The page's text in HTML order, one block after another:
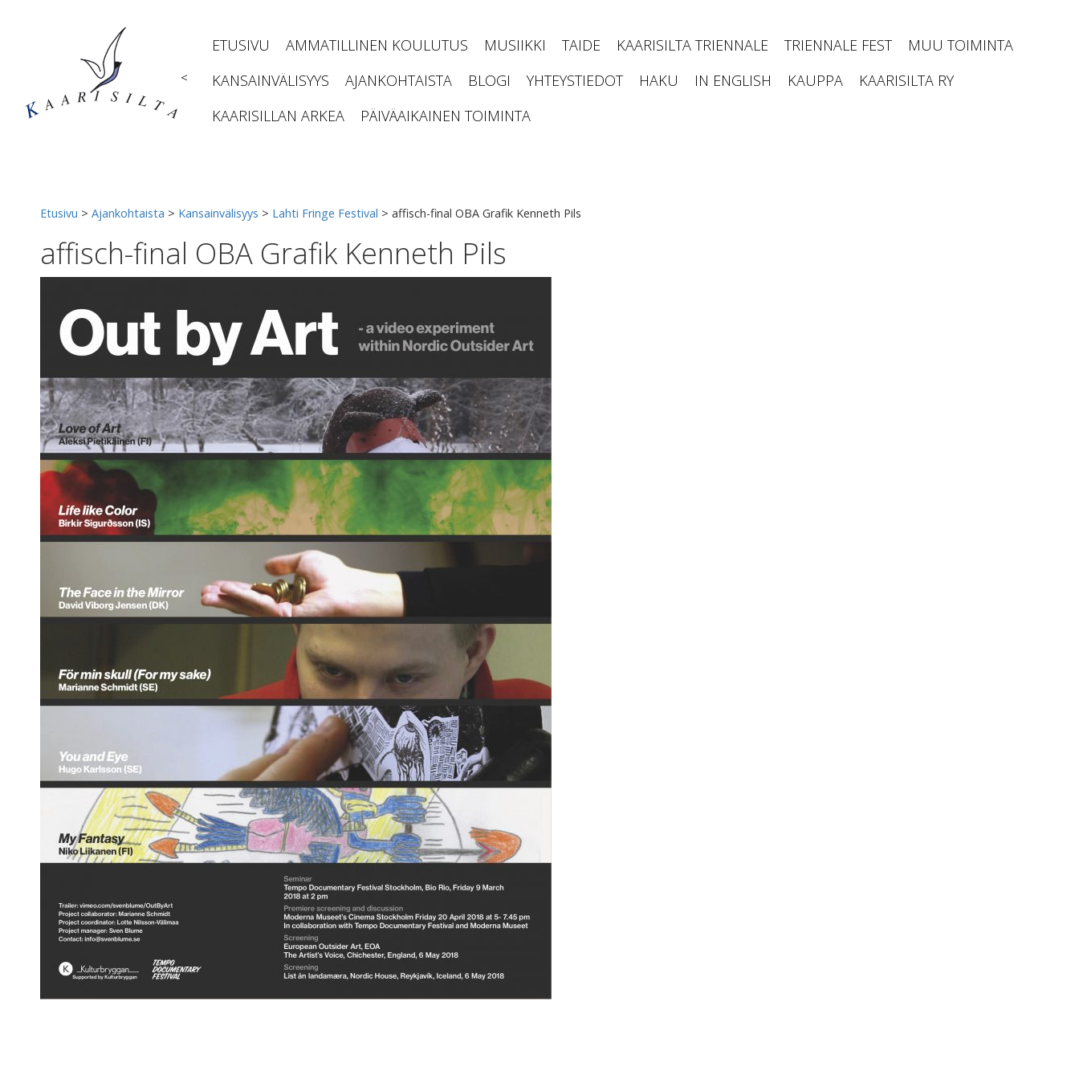
<
ETUSIVU AMMATILLINEN KOULUTUS MUSIIKKI TAIDE KAARISILTA TRIENNALE TRIENNALE FEST
MUU TOIMINTA
KANSAINVÄLISYYS
AJANKOHTAISTA BLOGI YHTEYSTIEDOT HAKU IN ENGLISH KAUPPA
KAARISILTA RY
KAARISILLAN ARKEA
PÄIVÄAIKAINEN TOIMINTA
Etusivu > Ajankohtaista > Kansainvälisyys > Lahti Fringe Festival > affisch-final OBA Grafik Kenneth Pils
affisch-final OBA Grafik Kenneth Pils